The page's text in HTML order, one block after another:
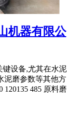
机器有限公
键设备,尤其在水泥
泥磨参数等其他方
120135 485 原料磨